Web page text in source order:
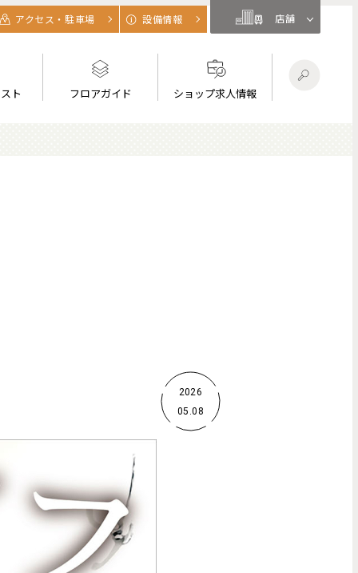
ト フロアガイド ショップ求人情報
アクセス・駐車場 設備情報 店舗
2026
05.08